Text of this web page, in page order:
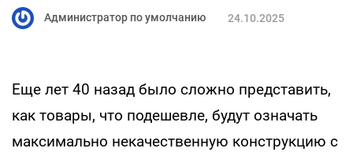
Администратор по умолчанию 24.10.2025
Еще лет 40 назад было сложно представить,
как товары, что подешевле, будут означать
максимально некачественную конструкцию с